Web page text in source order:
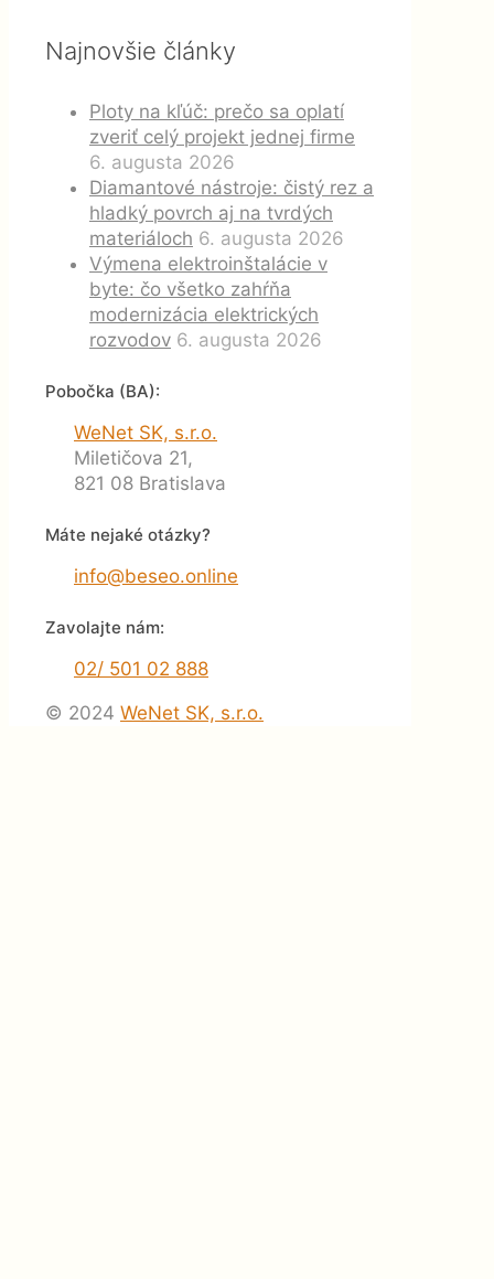
Najnovšie články
Ploty na kľúč: prečo sa oplatí
zveriť celý projekt jednej firme
6. augusta 2026
Diamantové nástroje: čistý rez a
hladký povrch aj na tvrdých
materiáloch 6. augusta 2026
Výmena elektroinštalácie v
byte: čo všetko zahŕňa
modernizácia elektrických
rozvodov 6. augusta 2026
Pobočka (BA):
WeNet SK, s.r.o.
Miletičova 21,
821 08 Bratislava
Máte nejaké otázky?
info@beseo.online
Zavolajte nám:
02/ 501 02 888
© 2024 WeNet SK, s.r.o.